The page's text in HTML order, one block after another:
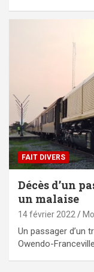
FAIT DIVERS
Décès d’un
un malaise
14 février 2022
Un passager d’un
Owendo-